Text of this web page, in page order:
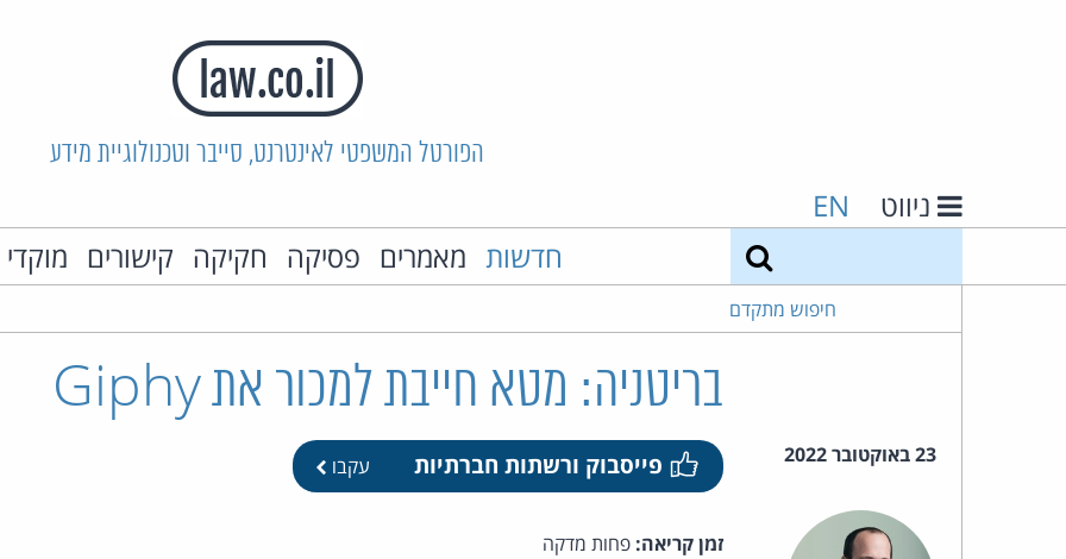
הפורטל המשפטי לאינטרנט, סייבר וטכנולוגיית מידע
ניווט EN
חדשות מאמרים פסיקה חקיקה קישורים
חיפוש מתקדם
בריטניה: מטא חייבת למכור את Giphy
23 באוקטובר 2022 פייסבוק ורשתות חברתיות עקבו
זמן קריאה: פחות מדקה